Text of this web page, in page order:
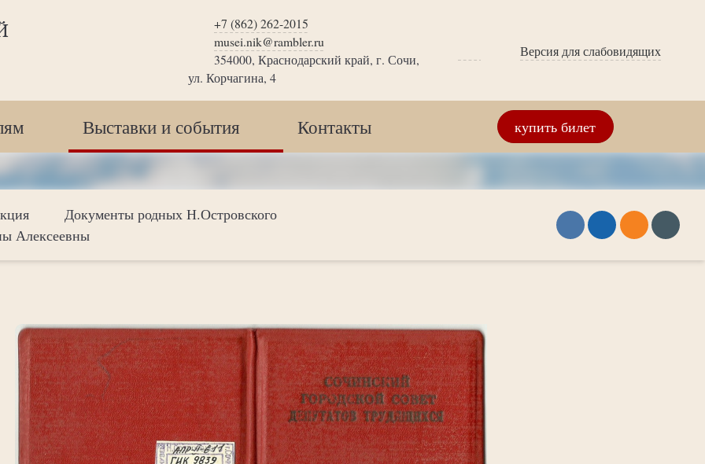
+7 (862) 262-2015
musei.nik@rambler.ru
354000, Краснодарский край, г. Сочи,
ул. Корчагина, 4
Версия для слабовидящих
Выставки и события Контакты купить билет
Документы родных Н.Островского
Алексеевны